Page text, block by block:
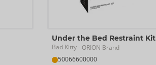
Under the Bed Restraint Kit
Bad Kitty- ORION Brand
50066600000